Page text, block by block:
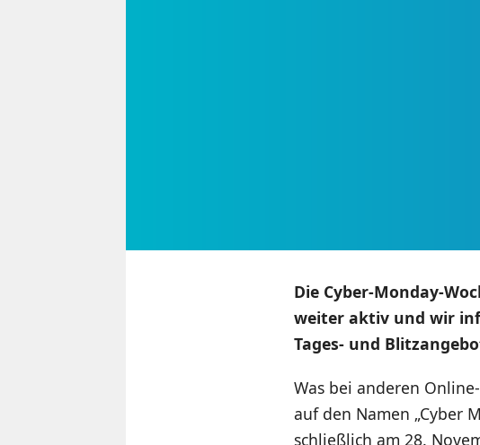
Die Cyber-Monday-
weiter aktiv und wir
Tages- und
Was bei anderen
auf den Namen „Cyber
schließlich am 28.